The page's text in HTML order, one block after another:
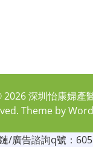
2026深圳怡康婦產
Theme by
/廣告諮詢q號：